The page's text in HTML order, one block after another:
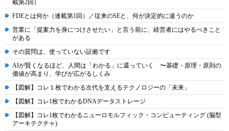
載第2回）
FDEとは何か（連載第1回）／従来のSEと、何が決定的に違うのか
営業に「提案力を身につけさせたい」と言う前に、経営者にはやるべきこと
がある
その質問は、使っていない証拠です
AIが賢くなるほど、人間は「わかる」に還っていく 〜基礎・原理・原則の
価値が高まり、学びが広がるしくみ
【図解】コレ１枚でわかる次代を支えるテクノロジーの「未来」
【図解】コレ1枚でわかるDNAデータストレージ
【図解】コレ1枚でわかるニューロモルフィック・コンピューティング (脳型
アーキテクチャ)